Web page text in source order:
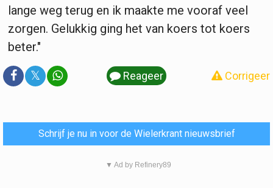
lange weg terug en ik maakte me vooraf veel
zorgen. Gelukkig ging het van koers tot koers
beter."
𝕏 Reageer Corrigeer
Schrijf je nu in voor de Wielerkrant nieuwsbrief
▼ Ad by Refinery89